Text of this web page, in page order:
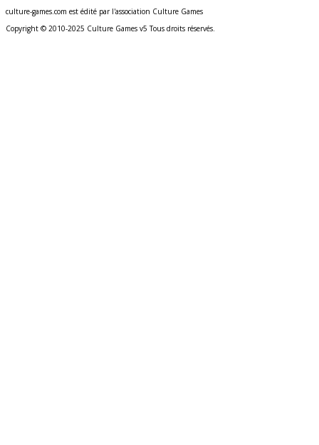
culture-games.com est édité par l'association Culture Games
Copyright © 2010-2025 Culture Games v5 Tous droits réservés.